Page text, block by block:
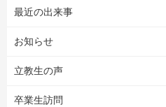
最近の出来事
お知らせ
立教生の声
卒業生訪問